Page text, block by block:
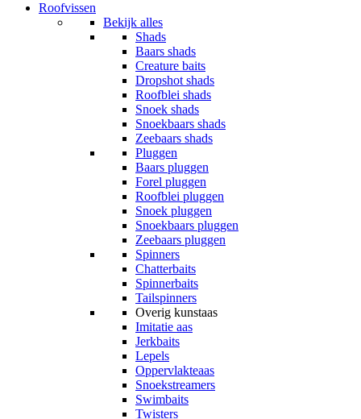
Roofvissen
Bekijk alles
Shads
Baars shads
Creature baits
Dropshot shads
Roofblei shads
Snoek shads
Snoekbaars shads
Zeebaars shads
Pluggen
Baars pluggen
Forel pluggen
Roofblei pluggen
Snoek pluggen
Snoekbaars pluggen
Zeebaars pluggen
Spinners
Chatterbaits
Spinnerbaits
Tailspinners
Overig kunstaas
Imitatie aas
Jerkbaits
Lepels
Oppervlakteaas
Snoekstreamers
Swimbaits
Twisters